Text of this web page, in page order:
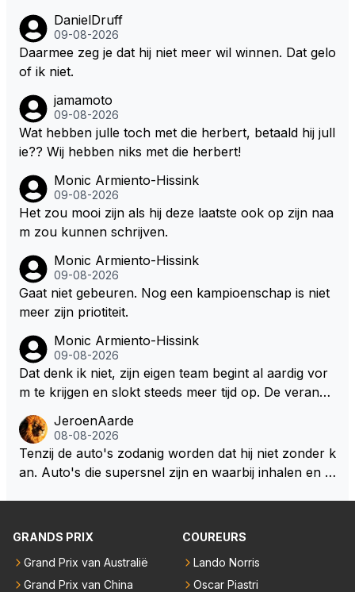
zitten. Om die reden is Vettel ooit gediskwalificeerd. J
e hoort soms ook wel eens dat ze brandstoof moete
n sparen als de race engineer denkt dat ze die ene li
door die 1 liter te verhogen naar bijv. 5 liter en dan di
e ronden achter SC niet mee te tellen. Na x ronden
SC moet er na afloop niet nog 5 maar x liter inzitten.
DanielDruff
09-08-2026
Daarmee zeg je dat hij niet meer wil winnen. Dat gelo
of ik niet.
jamamoto
09-08-2026
Wat hebben julle toch met die herbert, betaald hij jull
ie?? Wij hebben niks met die herbert!
Monic Armiento-Hissink
09-08-2026
Het zou mooi zijn als hij deze laatste ook op zijn naa
m zou kunnen schrijven.
Monic Armiento-Hissink
09-08-2026
Gaat niet gebeuren. Nog een kampioenschap is niet
meer zijn priotiteit.
Monic Armiento-Hissink
09-08-2026
Dat denk ik niet, zijn eigen team begint al aardig vor
m te krijgen en slokt steeds meer tijd op. De verande
en zullen ben ik bang niet het gewenste effect hebb
en. Mocht het wel zo zijn dan zal het 3 jaar zijn, hoo
guit 5 jaar maar echt niet langer. Vergeet niet, hij hee
em meer plezier gebracht dan de F1 op dit moment.
JeroenAarde
08-08-2026
Tenzij de auto's zodanig worden dat hij niet zonder k
an. Auto's die supersnel zijn en waarbij inhalen en v
mogelijkheden. Het ouderwetse racen waarbij de ma
ebouwd worden zie ik Max het nog wel langer volho
uden dan dat hij op dit moment beweerd. Dan kan hij
GRANDS PRIX
Grand Prix van Australië
Grand Prix van China
COUREURS
Lando Norris
Oscar Piastri